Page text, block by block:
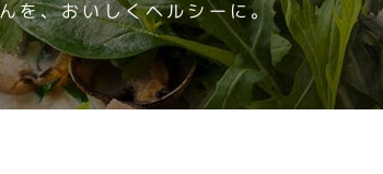
を、おいしくヘルシーに。